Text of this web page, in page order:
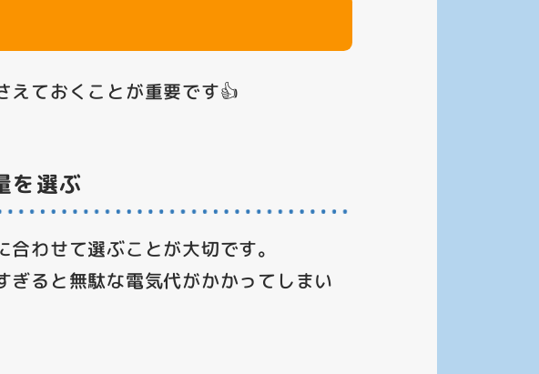
えておくことが重要です👍
を選ぶ
わせて選ぶことが大切です。
ると無駄な電気代がかかってしまい